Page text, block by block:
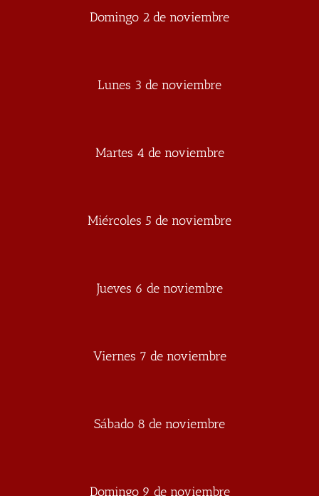
Domingo 2 de noviembre
Lunes 3 de noviembre
Martes 4 de noviembre
Miércoles 5 de noviembre
Jueves 6 de noviembre
Viernes 7 de noviembre
Sábado 8 de noviembre
Domingo 9 de noviembre